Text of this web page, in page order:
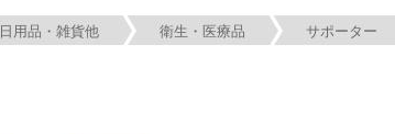
日用品・雑貨他 衛生・医療品 サポーター